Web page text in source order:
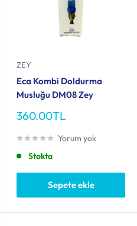
ZEY
Eca Kombi Doldurma
Musluğu DM08 Zey
İndirimli
360.00TL
Yorum yok
Stokta
Sepete ekle